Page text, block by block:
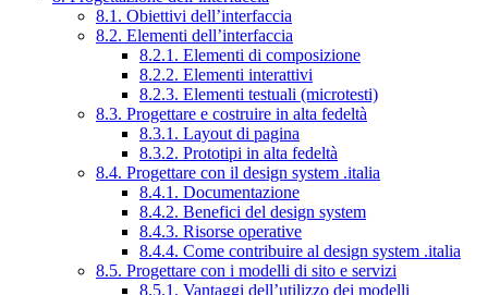
8.1. Obiettivi dell’interfaccia
8.2. Elementi dell’interfaccia
8.2.1. Elementi di composizione
8.2.2. Elementi interattivi
8.2.3. Elementi testuali (microtesti)
8.3. Progettare e costruire in alta fedeltà
8.3.1. Layout di pagina
8.3.2. Prototipi in alta fedeltà
8.4. Progettare con il design system .italia
8.4.1. Documentazione
8.4.2. Benefici del design system
8.4.3. Risorse operative
8.4.4. Come contribuire al design system .italia
8.5. Progettare con i modelli di sito e servizi
8.5.1. Vantaggi dell’utilizzo dei modelli